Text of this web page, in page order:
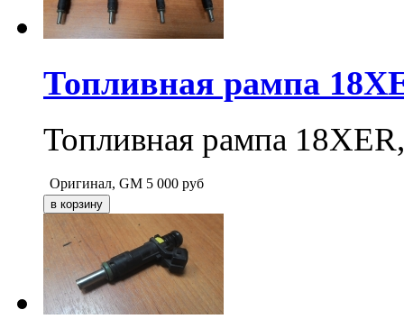
Топливная рампа
Топливная рампа
Оригинал, GM 5 000 руб